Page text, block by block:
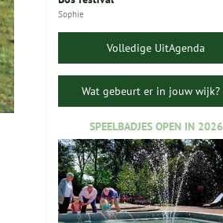
Sophie
Volledige UitAgenda
Wat gebeurt er in jouw wijk?
SPEELBADJES OPEN IN 2026